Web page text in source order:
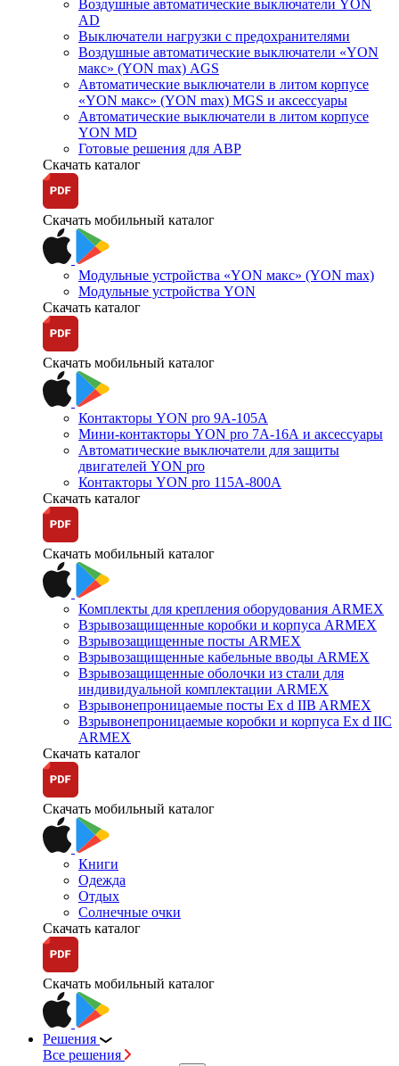
Воздушные автоматические выключатели YON
AD
Выключатели нагрузки с предохранителями
Воздушные автоматические выключатели «YON
макс» (YON max) AGS
Автоматические выключатели в литом корпусе
«YON макс» (YON max) MGS и аксессуары
Автоматические выключатели в литом корпусе
YON MD
Готовые решения для АВР
Скачать каталог
Скачать мобильный каталог
Модульные устройства «YON макс» (YON max)
Модульные устройства YON
Скачать каталог
Скачать мобильный каталог
Контакторы YON pro 9А-105А
Мини-контакторы YON pro 7А-16А и аксессуары
Автоматические выключатели для защиты
двигателей YON pro
Контакторы YON pro 115А-800А
Скачать каталог
Скачать мобильный каталог
Комплекты для крепления оборудования ARMEX
Взрывозащищенные коробки и корпуса ARMEX
Взрывозащищенные посты ARMEX
Взрывозащищенные кабельные вводы ARMEX
Взрывозащищенные оболочки из стали для
индивидуальной комплектации ARMEX
Взрывонепроницаемые посты Ex d IIB ARMEX
Взрывонепроницаемые коробки и корпуса Ex d IIС
ARMEX
Скачать каталог
Скачать мобильный каталог
Книги
Одежда
Отдых
Солнечные очки
Скачать каталог
Скачать мобильный каталог
Решения
Все решения